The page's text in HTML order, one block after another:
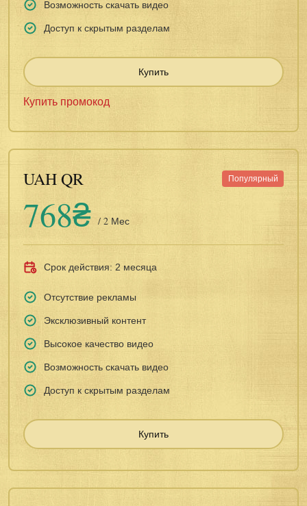
Возможность скачать видео
Доступ к скрытым разделам
Купить
Купить промокод
UAH QR Популярный
768₴ / 2 Мес
Срок действия: 2 месяца
Отсутствие рекламы
Эксклюзивный контент
Высокое качество видео
Возможность скачать видео
Доступ к скрытым разделам
Купить